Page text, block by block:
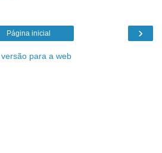
›
Página inicial
versão para a web